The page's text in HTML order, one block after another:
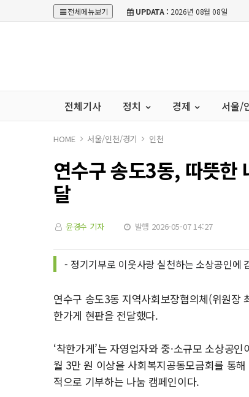
전체메뉴보기 UPDATA : 2026년 08월 08일
전체기사 정치 경제 서울/
HOME 서울/인천/경기 인천
연수구 송도3동, 따뜻한
달
윤경수 기자 발행 2026-05-07 14:27
- 정기기부로 이웃사랑 실천하는 소상공인에
연수구 송도3동 지역사회보장협의체(위원장
한가게 현판을 전달했다.
‘착한가게’는 자영업자와 중·소규모 소상공인
월 3만 원 이상을 사회복지공동모금회를 통해
적으로 기부하는 나눔 캠페인이다.